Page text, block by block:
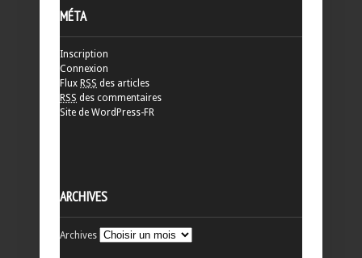
MÉTA
Inscription
Connexion
Flux RSS des articles
RSS des commentaires
Site de WordPress-FR
ARCHIVES
Archives